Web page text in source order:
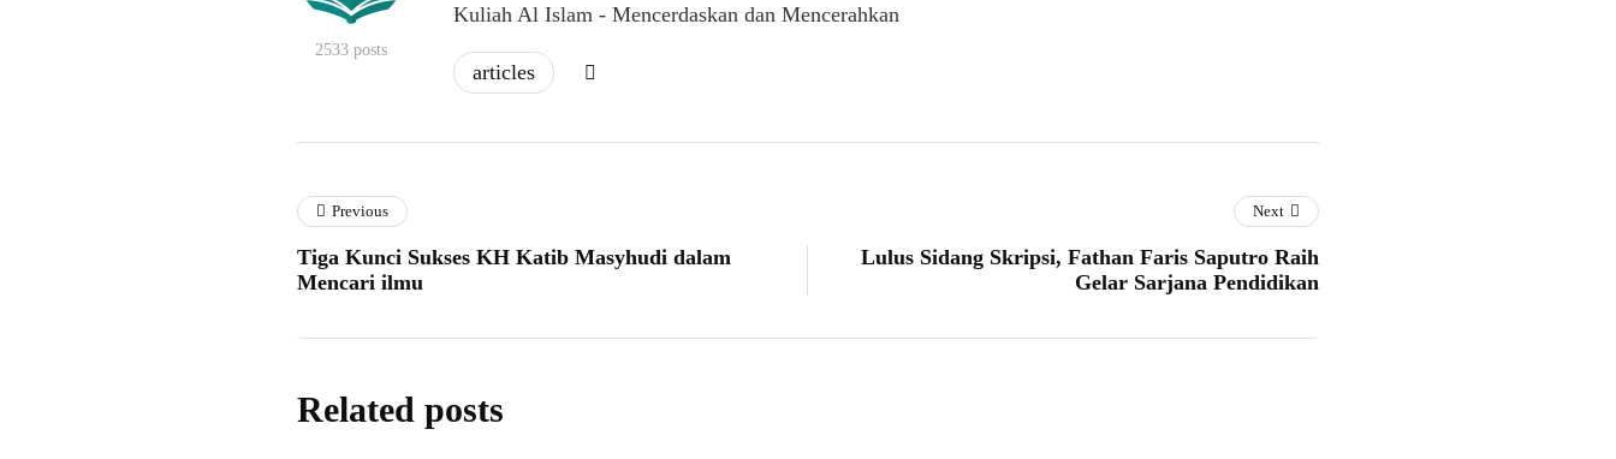
2533 posts
Kuliah Al Islam - Mencerdaskan dan Mencerahkan
articles
Previous
Tiga Kunci Sukses KH Katib Masyhudi dalam
Mencari ilmu
Next
Lulus Sidang Skripsi, Fathan Faris Saputro Raih
Gelar Sarjana Pendidikan
Related posts